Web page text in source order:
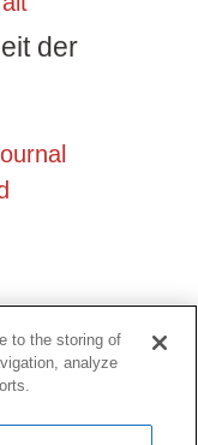
der
to the storing of
analyze